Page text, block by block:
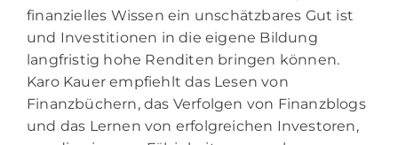
finanzielles Wissen ein unschätzbares Gut ist
und Investitionen in die eigene Bildung
langfristig hohe Renditen bringen können.
Karo Kauer empfiehlt das Lesen von
Finanzbüchern, das Verfolgen von Finanzblogs
und das Lernen von erfolgreichen Investoren,